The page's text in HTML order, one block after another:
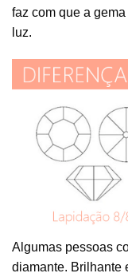
faz com que a
luz.
Algumas pessoas
diamante. Brilhante